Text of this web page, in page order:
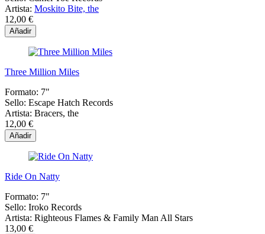
Artista: Moskito Bite, the
12,00 €
Añadir
Three Million Miles
Formato: 7"
Sello: Escape Hatch Records
Artista: Bracers, the
12,00 €
Añadir
Ride On Natty
Formato: 7"
Sello: Iroko Records
Artista: Righteous Flames & Family Man All Stars
13,00 €